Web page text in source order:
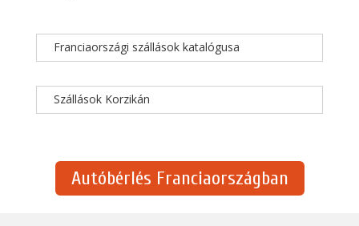
Franciaországi szállások katalógusa
Szállások Korzikán
Autóbérlés Franciaországban